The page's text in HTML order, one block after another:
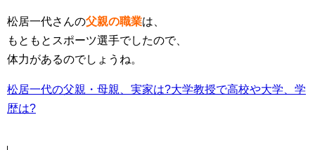
松居一代さんの父親の職業は、
もともとスポーツ選手でしたので、
体力があるのでしょうね。
松居一代の父親・母親、実家は?大学教授で高校や大学、学
歴は?